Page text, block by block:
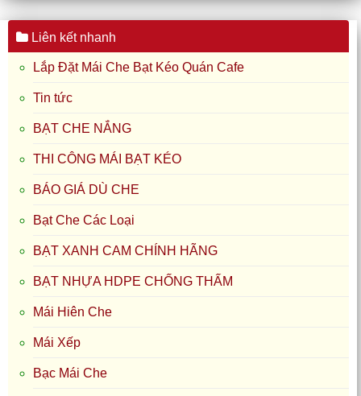
Liên kết nhanh
Lắp Đặt Mái Che Bạt Kéo Quán Cafe
Tin tức
BẠT CHE NẮNG
THI CÔNG MÁI BẠT KÉO
BÁO GIÁ DÙ CHE
Bạt Che Các Loại
BẠT XANH CAM CHÍNH HÃNG
BẠT NHỰA HDPE CHỐNG THẤM
Mái Hiên Che
Mái Xếp
Bạc Mái Che